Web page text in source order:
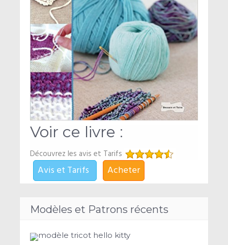
Voir ce livre :
Découvrez les avis et Tarifs
Acheter
Avis et Tarifs
Modèles et Patrons récents
modèle tricot hello kitty